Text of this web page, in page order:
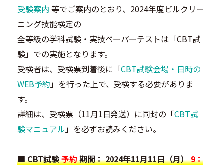
受験案内 等でご案内のとおり、2024年度ビルクリー
ニング技能検定の
全等級の学科試験・実技ペーパーテストは「CBT試
験」での実施となります。
受検者は、受検票到着後に「CBT試験会場・日時の
WEB予約」を行った上で、受検する必要がありま
す。
詳細は、受検票（11月1日発送）に同封の「CBT試
験マニュアル」を必ずお読みください。
■ CBT試験予約期間： 2024年11月11日（月）9：